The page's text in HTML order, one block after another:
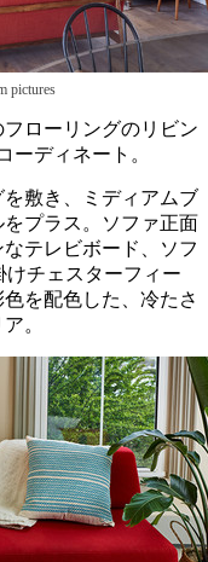
pictures
ローリングのリビン
ーディネート。
敷き、ミディアムブ
プラス。ソファ正面
テレビボード、ソフ
けチェスターフィー
を配色した、冷たさ
。